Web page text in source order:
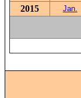
2015 Jan.